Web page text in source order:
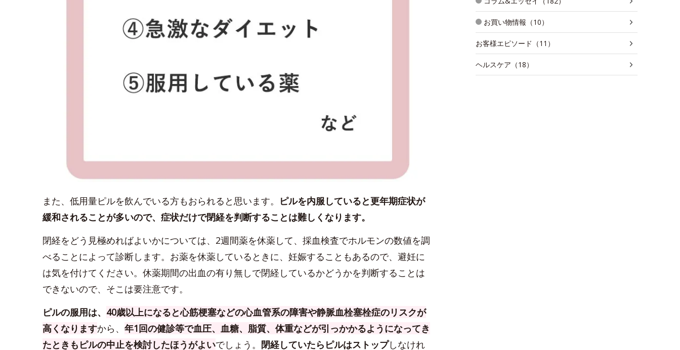
また、低用量ピルを飲んでいる方もおられると思います。
ピルを内服していると更年期症状が
緩和されることが多いので、症状だけで閉経を判断することは難しくなります。
閉経をどう見極めればよいかについては、2週間薬を休薬して、採血検査でホルモンの数値を調
べることによって診断します。お薬を休薬しているときに、妊娠することもあるので、避妊に
は気を付けてください。休薬期間の出血の有り無しで閉経しているかどうかを判断することは
できないので、そこは要注意です。
ピルの服用は、 40歳以上になると心筋梗塞などの心血管系の障害や静脈血栓塞栓症のリスクが
高くなりますから、 年1回の健診等で血圧、血糖、脂質、体重などが引っかかるようになってき
たときもピルの中止を検討したほうがよいでしょう。 閉経していたらピルはストップしなけれ
お買い物情報（10）
お客様エピソード（11）
ヘルスケア（18）